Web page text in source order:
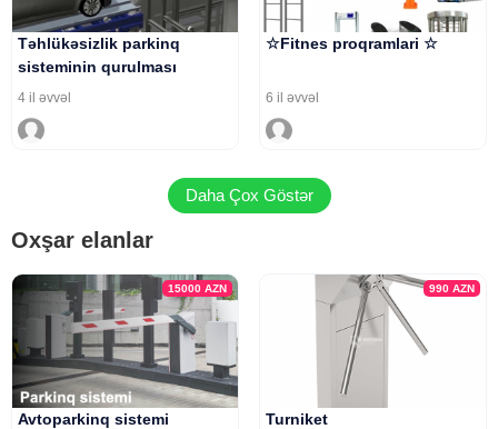
Təhlükəsizlik parkinq
sisteminin qurulması
4 il əvvəl
☆Fitnes proqramlari ☆
6 il əvvəl
Daha Çox Göstər
Oxşar elanlar
15000AZN
Avtoparkinq sistemi
990 AZN
Turniket